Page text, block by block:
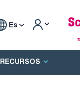
Es
RECURSOS